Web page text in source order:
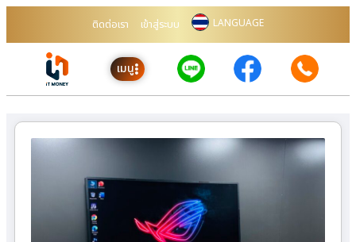
ติดต่อเรา เข้าสู่ระบบ LANGUAGE
เมนู